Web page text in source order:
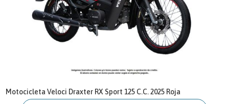
Motocicleta Veloci Draxter RX Sport 125 C.C. 2025 Roja